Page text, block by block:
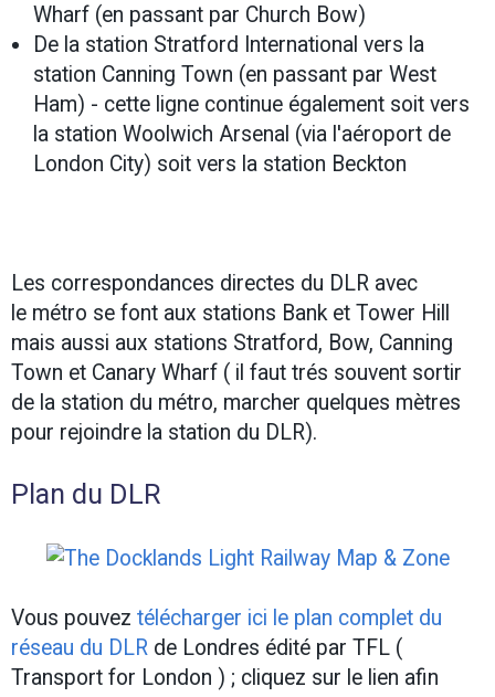
Wharf (en passant par Church Bow)
De la station Stratford International vers la
station Canning Town (en passant par West
Ham) - cette ligne continue également soit vers
la station Woolwich Arsenal (via l'aéroport de
London City) soit vers la station Beckton
Les correspondances directes du DLR avec
le métro se font aux stations Bank et Tower Hill
mais aussi aux stations Stratford, Bow, Canning
Town et Canary Wharf ( il faut trés souvent sortir
de la station du métro, marcher quelques mètres
pour rejoindre la station du DLR).
Plan du DLR
Vous pouvez télécharger ici le plan complet du
réseau du DLR de Londres édité par TFL (
Transport for London ) ; cliquez sur le lien afin